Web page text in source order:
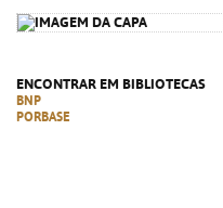
ENCONTRAR EM BIBLIOTECAS
BNP
PORBASE